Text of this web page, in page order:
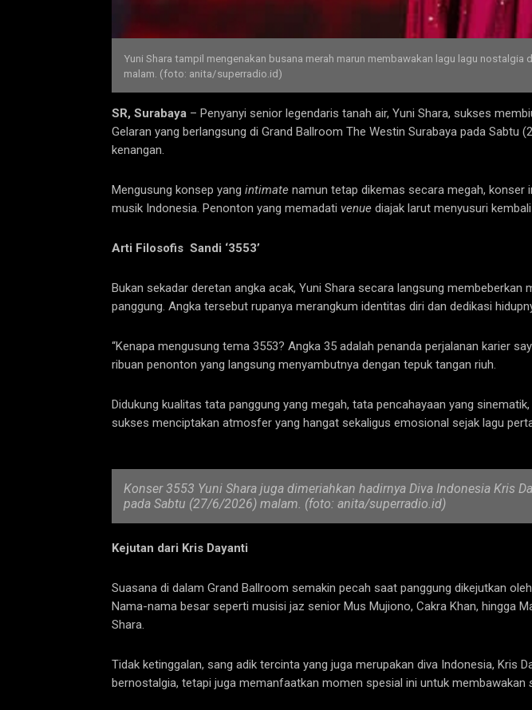
Yuni Shara tampil mengenakan busana merah marun membawakan lagu lagu
malam. (foto: anita/superradio.id)
SR, Surabaya – Penyanyi senior legendaris tanah air, Yuni Shara, sukses
Gelaran yang berlangsung di Grand Ballroom The Westin Surabaya pada
kenangan.
Mengusung konsep yang intimate namun tetap dikemas secara megah, konser
musik Indonesia. Penonton yang memadati venue diajak larut menyusuri
Arti Filosofis Sandi ‘3553’
Bukan sekadar deretan angka acak, Yuni Shara secara langsung
panggung. Angka tersebut rupanya merangkum identitas diri dan dedikasi
“Kenapa mengusung tema 3553? Angka 35 adalah penanda perjalanan karier
ribuan penonton yang langsung menyambutnya dengan tepuk tangan riuh.
Didukung kualitas tata panggung yang megah, tata pencahayaan yang
sukses menciptakan atmosfer yang hangat sekaligus emosional sejak lagu
Konser 3553 Yuni Shara juga dimeriahkan hadirnya Diva Indonesia Kris
pada Sabtu (27/6/2026) malam. (foto: anita/superradio.id)
Kejutan dari Kris Dayanti
Suasana di dalam Grand Ballroom semakin pecah saat panggung dikejutkan
Nama-nama besar seperti musisi jaz senior Mus Mujiono, Cakra Khan, hingga
Shara.
Tidak ketinggalan, sang adik tercinta yang juga merupakan diva Indonesia, Kris
bernostalgia, tetapi juga memanfaatkan momen spesial ini untuk membawakan